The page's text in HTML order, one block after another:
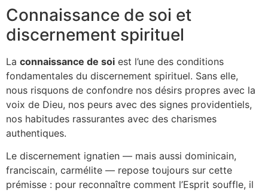
Connaissance de soi et
discernement spirituel
La connaissance de soi est l’une des conditions
fondamentales du discernement spirituel. Sans elle,
nous risquons de confondre nos désirs propres avec la
voix de Dieu, nos peurs avec des signes providentiels,
nos habitudes rassurantes avec des charismes
authentiques.
Le discernement ignatien — mais aussi dominicain,
franciscain, carmélite — repose toujours sur cette
prémisse : pour reconnaître comment l’Esprit souffle, il